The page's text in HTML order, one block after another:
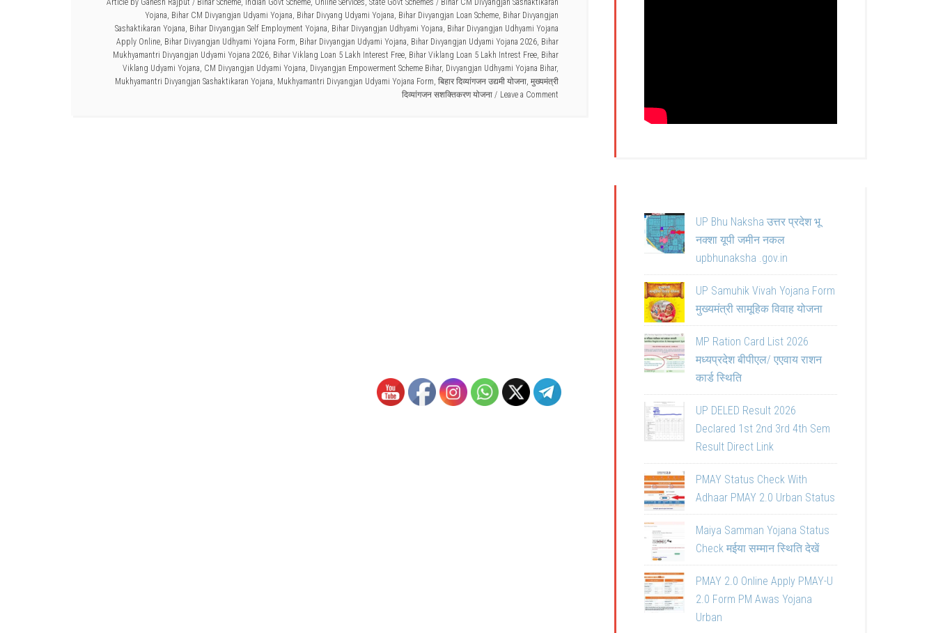
Article by Ganesh Rajput / Bihar Scheme, Indian Govt Scheme, Online Services, State Govt Schemes / Bihar CM Divyangjan Sashaktikaran
Yojana, Bihar CM Divyangjan Udyami Yojana, Bihar Divyang Udyami Yojana, Bihar Divyangjan Loan Scheme, Bihar Divyangjan
Sashaktikaran Yojana, Bihar Divyangjan Self Employment Yojana, Bihar Divyangjan Udhyami Yojana, Bihar Divyangjan Udhyami Yojana
Apply Online, Bihar Divyangjan Udhyami Yojana Form, Bihar Divyangjan Udyami Yojana, Bihar Divyangjan Udyami Yojana 2026, Bihar
Mukhyamantri Divyangjan Udyami Yojana 2026, Bihar Viklang Loan 5 Lakh Interest Free, Bihar Viklang Loan 5 Lakh Intrest Free, Bihar
Viklang Udyami Yojana, CM Divyangjan Udyami Yojana, Divyangjan Empowerment Scheme Bihar, Divyangjan Udhyami Yojana Bihar,
Mukhyamantri Divyangjan Sashaktikaran Yojana, Mukhyamantri Divyangjan Udyami Yojana Form, बिहार दिव्यांगजन उद्यमी योजना, मुख्यमंत्री
दिव्यांगजन सशक्तिकरण योजना
Leave a Comment
UP Bhu Naksha उत्तर प्रदेश भू
नक्शा यूपी जमीन नकल
upbhunaksha .gov.in
UP Samuhik Vivah Yojana Form
मुख्यमंत्री सामूहिक विवाह योजना
MP Ration Card List 2026
मध्यप्रदेश बीपीएल/ एएवाय राशन
कार्ड स्थिति
UP DELED Result 2026
Declared 1st 2nd 3rd 4th Sem
Result Direct Link
PMAY Status Check With
Adhaar PMAY 2.0 Urban Status
Maiya Samman Yojana Status
Check मईया सम्मान स्थिति देखें
PMAY 2.0 Online Apply PMAY-U
2.0 Form PM Awas Yojana
Urban